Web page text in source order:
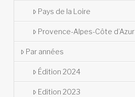
Pays de la Loire
Provence-Alpes-Côte d’Azur
Par années
Édition 2024
Edition 2023